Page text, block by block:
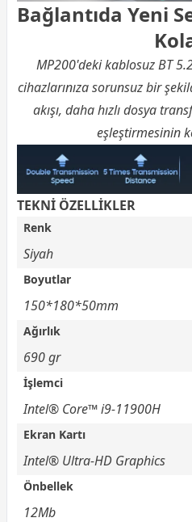
Bağlantıda Yeni
MP200'deki kablosuz BT
cihazlarınıza sorunsuz bir
akışı, daha hızlı dosya
eşleştirmesinin
TEKNİ ÖZELLİKLER
Renk
Siyah
Boyutlar
150*180*50mm
Ağırlık
690 gr
İşlemci
Intel® Core™ i9-11900H
Ekran Kartı
Intel® Ultra-HD Graphics
Önbellek
12Mb